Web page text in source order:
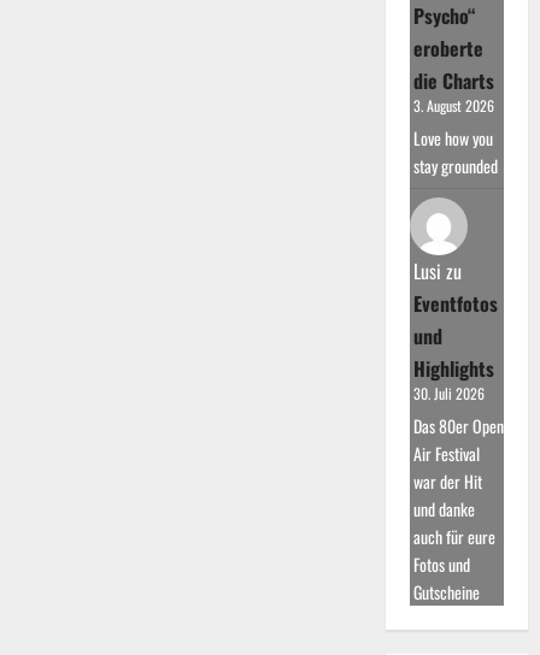
Psycho“
eroberte
die Charts
3. August 2026
Love how you
stay grounded
Lusi zu
Eventfotos
und
Highlights
30. Juli 2026
Das 80er Open
Air Festival
war der Hit
und danke
auch für eure
Fotos und
Gutscheine